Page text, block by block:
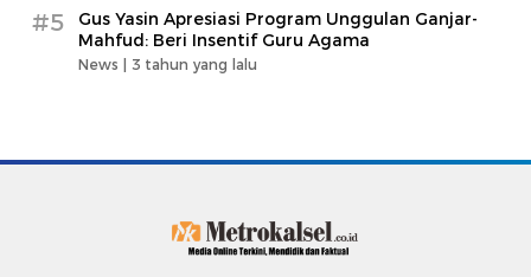
#5
Gus Yasin Apresiasi Program Unggulan Ganjar-
Mahfud: Beri Insentif Guru Agama
News | 3 tahun yang lalu